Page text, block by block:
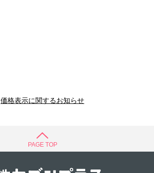
価格表示に関するお知らせ
PAGE TOP